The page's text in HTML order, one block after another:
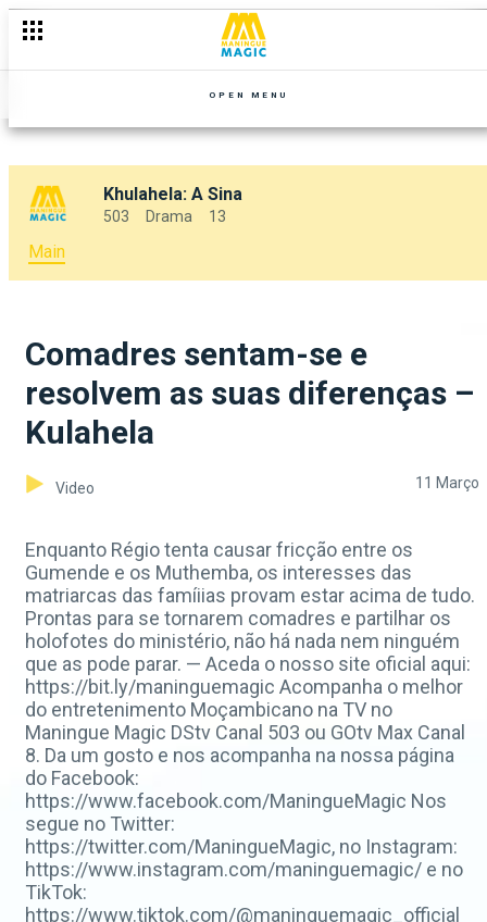
OPEN MENU
Khulahela: A Sina
503 Drama 13
Main
Comadres sentam-se e
resolvem as suas diferenças –
Kulahela
Video 11 Março
Enquanto Régio tenta causar fricção entre os
Gumende e os Muthemba, os interesses das
matriarcas das famíiias provam estar acima de tudo.
Prontas para se tornarem comadres e partilhar os
holofotes do ministério, não há nada nem ninguém
que as pode parar. — Aceda o nosso site oficial aqui:
https://bit.ly/maninguemagic Acompanha o melhor
do entretenimento Moçambicano na TV no
Maningue Magic DStv Canal 503 ou GOtv Max Canal
8. Da um gosto e nos acompanha na nossa página
do Facebook:
https://www.facebook.com/ManingueMagic Nos
segue no Twitter:
https://twitter.com/ManingueMagic, no Instagram:
https://www.instagram.com/maninguemagic/ e no
TikTok:
https://www.tiktok.com/@maninguemagic_official